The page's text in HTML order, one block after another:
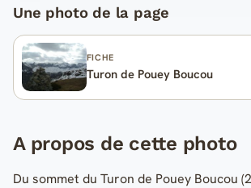
Une photo de la page
FICHE
Turon de Pouey Boucou
A propos de cette photo
Du sommet du Turon de Pouey Boucou